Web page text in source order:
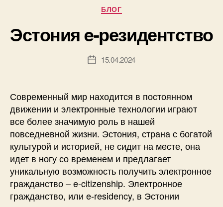
Рубрики
БЛОГ
Эстония e-резидентство
Дата15.04.2024
Современный мир находится в постоянном
движении и электронные технологии играют
все более значимую роль в нашей
повседневной жизни. Эстония, страна с богатой
культурой и историей, не сидит на месте, она
идет в ногу со временем и предлагает
уникальную возможность получить электронное
гражданство – e-citizenship. Электронное
гражданство, или e-residency, в Эстонии